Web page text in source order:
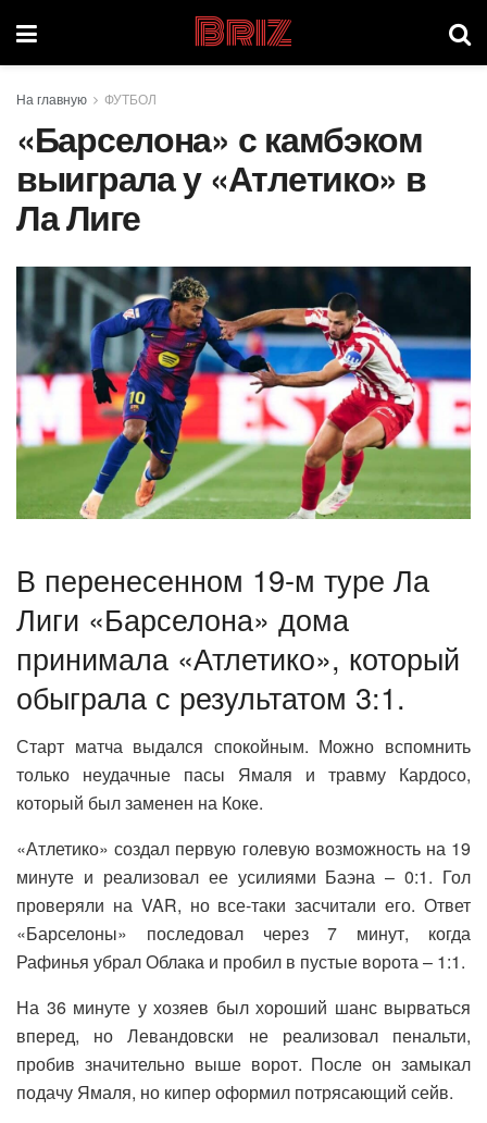
Briz
На главную ФУТБОЛ
«Барселона» с камбэком
выиграла у «Атлетико» в
Ла Лиге
В перенесенном 19-м туре Ла
Лиги «Барселона» дома
принимала «Атлетико», который
обыграла с результатом 3:1.
Старт матча выдался спокойным. Можно вспомнить
только неудачные пасы Ямаля и травму Кардосо,
который был заменен на Коке.
«Атлетико» создал первую голевую возможность на 19
минуте и реализовал ее усилиями Баэна – 0:1. Гол
проверяли на VAR, но все-таки засчитали его. Ответ
«Барселоны» последовал через 7 минут, когда
Рафинья убрал Облака и пробил в пустые ворота – 1:1.
На 36 минуте у хозяев был хороший шанс вырваться
вперед, но Левандовски не реализовал пенальти,
пробив значительно выше ворот. После он замыкал
подачу Ямаля, но кипер оформил потрясающий сейв.